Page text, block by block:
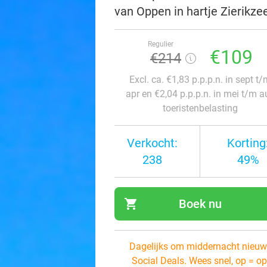
van Oppen in hartje
Regulier
€214 €109
Excl. ca. €1,83 p.p.p.n. in sept t/
apr en €2,04 p.p.p.n. in mei t/m
toeristenbelasting
Verkocht:
238
49%
shopping_cart Boek nu
Dagelijks om middernacht
Social Deals. Wees snel, op =